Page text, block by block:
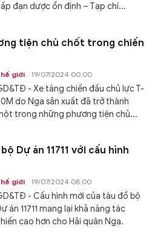
đạn dược ổn định – Tạp chí...
tiện chủ chốt trong chiến
giới 19/07/2024 00:00
- Xe tăng chiến đấu chủ lực T-
do Nga sản xuất đã trở thành
trong những phương tiện chủ...
Dự án 11711 với cấu hình
giới 19/07/2024 08:00
- Cấu hình mới của tàu đổ bộ
án 11711 mang lại khả năng tác
cao hơn cho Hải quân Nga.